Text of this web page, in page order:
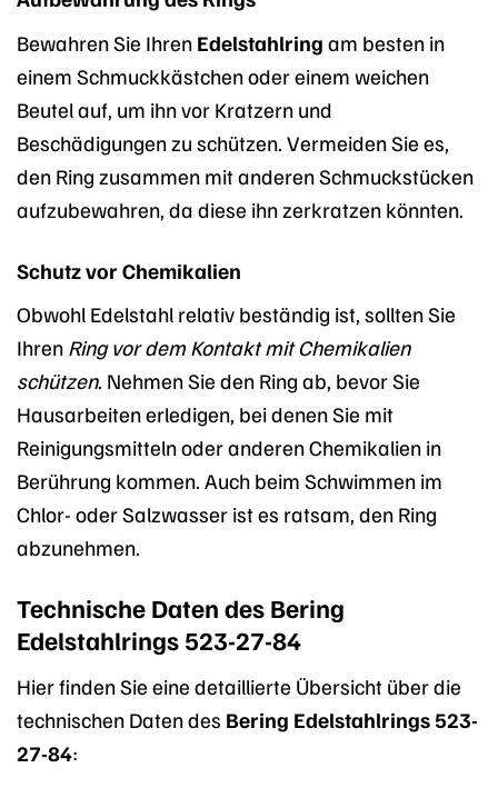
Bewahren Sie Ihren Edelstahlring am besten in
einem Schmuckkästchen oder einem weichen
Beutel auf, um ihn vor Kratzern und
Beschädigungen zu schützen. Vermeiden Sie es,
den Ring zusammen mit anderen Schmuckstücken
aufzubewahren, da diese ihn zerkratzen könnten.
Schutz vor Chemikalien
Obwohl Edelstahl relativ beständig ist, sollten Sie
Ihren Ring vor dem Kontakt mit Chemikalien
schützen. Nehmen Sie den Ring ab, bevor Sie
Hausarbeiten erledigen, bei denen Sie mit
Reinigungsmitteln oder anderen Chemikalien in
Berührung kommen. Auch beim Schwimmen im
Chlor- oder Salzwasser ist es ratsam, den Ring
abzunehmen.
Technische Daten des Bering
Edelstahlrings 523-27-84
Hier finden Sie eine detaillierte Übersicht über die
technischen Daten des Bering Edelstahlrings 523-
27-84: